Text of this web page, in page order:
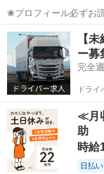
❀プロフィール必ずお読みください❀ ⭐️新
なったので使う方へお
北海道 旭川市
【
ー募
完全
ドライ
≪月
助
時給
日払い